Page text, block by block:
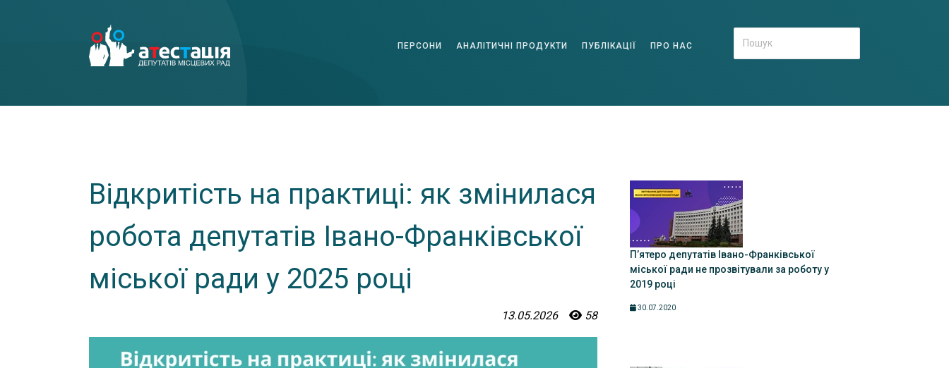
ПЕРСОНИ АНАЛІТИЧНІ ПРОДУКТИ ПУБЛІКАЦІЇ ПРО НАС
Відкритість на практиці: як змінилася
робота депутатів Івано-Франківської
міської ради у 2025 році
13.05.2026 58
П’ятеро депутатів Івано-Франківської
міської ради не прозвітували за роботу у
2019 році
30.07.2020